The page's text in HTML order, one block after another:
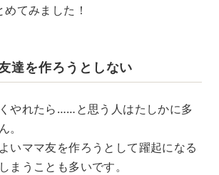
てみました！
達を作ろうとしない
やれたら……と思う人はたしかに多
。
いママ友を作ろうとして躍起になる
まうことも多いです。